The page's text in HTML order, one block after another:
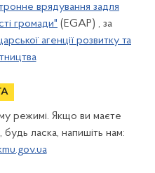
врядування задля
громади" (EGAP) , за
агенції розвитку та
режимі. Якщо ви маєте
будь ласка, напишіть нам: